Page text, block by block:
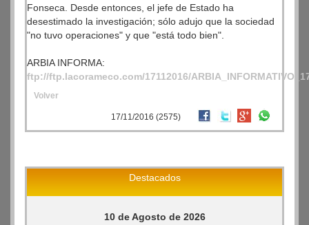
Fonseca. Desde entonces, el jefe de Estado ha
desestimado la investigación; sólo adujo que la sociedad
"no tuvo operaciones" y que "está todo bien".
ARBIA INFORMA:
ftp://ftp.lacorameco.com/17112016/
Volver
17/11/2016 (2575)
Destacados
10 de Agosto de 2026